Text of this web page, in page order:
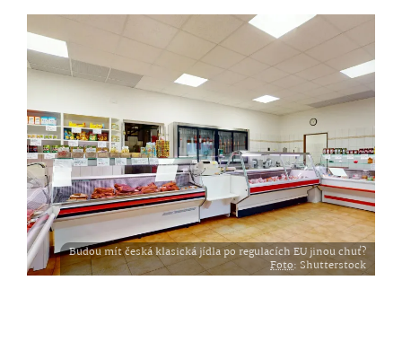
Budou mít česká klasická jídla po regulacích EU jinou chuť?
Foto: Shutterstock